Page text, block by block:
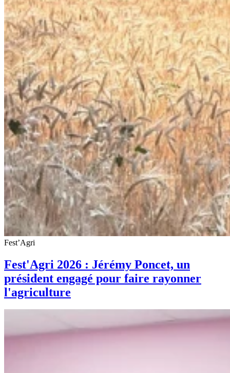
Fest’Agri
Fest'Agri 2026 : Jérémy Poncet, un
président engagé pour faire rayonner
l'agriculture